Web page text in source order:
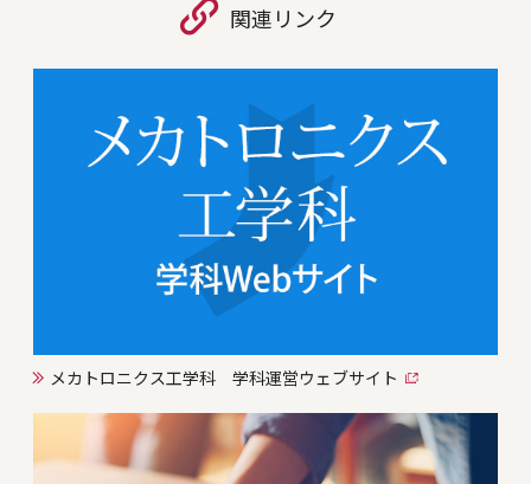
関連リンク
メカトロニクス工学科 学科運営ウェブサイト